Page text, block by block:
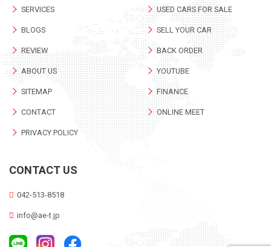
SERVICES
BLOGS
REVIEW
ABOUT US
SITEMAP
CONTACT
PRIVACY POLICY
USED CARS FOR SALE
SELL YOUR CAR
BACK ORDER
YOUTUBE
FINANCE
ONLINE MEET
CONTACT US
042-513-8518
info@ae-t.jp